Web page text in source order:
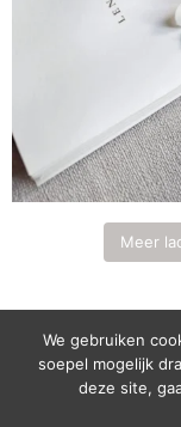
Meer
We gebruiken
soepel mogelijk
deze site,